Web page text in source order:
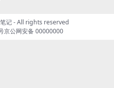
记- All rights reserved
京公网安备 00000000